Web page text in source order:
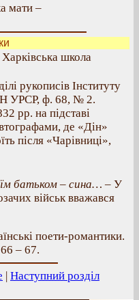
мати –
школа
рукописів Інституту
УРСР, ф. 68, № 2.
рр. на підставі
де «Дін»
після «Чарівниці»,
їм батьком – сина… – У
військ вважався
поети-романтики.
– 67.
| Наступний розділ